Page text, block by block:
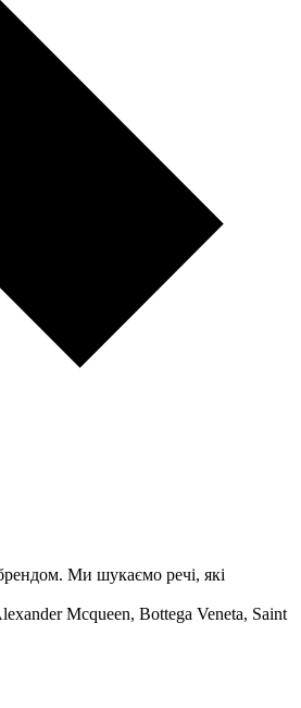
Ми шукаємо речі, які
Mcqueen, Bottega Veneta, Saint